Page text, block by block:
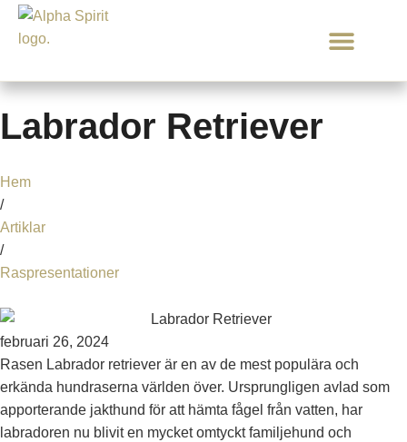
Labrador Retriever
Hem
/
Artiklar
/
Raspresentationer
februari 26, 2024
Rasen Labrador retriever är en av de mest populära och
erkända hundraserna världen över. Ursprungligen avlad som
apporterande jakthund för att hämta fågel från vatten, har
labradoren nu blivit en mycket omtyckt familjehund och